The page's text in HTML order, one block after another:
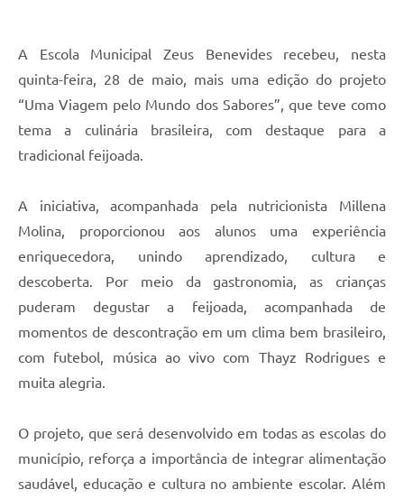
A Escola Municipal Zeus Benevides recebeu, nesta
quinta-feira, 28 de maio, mais uma edição do projeto
“Uma Viagem pelo Mundo dos Sabores”, que teve como
tema a culinária brasileira, com destaque para a
tradicional feijoada.
A iniciativa, acompanhada pela nutricionista Millena
Molina, proporcionou aos alunos uma experiência
enriquecedora, unindo aprendizado, cultura e
descoberta. Por meio da gastronomia, as crianças
puderam degustar a feijoada, acompanhada de
momentos de descontração em um clima bem brasileiro,
com futebol, música ao vivo com Thayz Rodrigues e
muita alegria.
O projeto, que será desenvolvido em todas as escolas do
município, reforça a importância de integrar alimentação
saudável, educação e cultura no ambiente escolar. Além